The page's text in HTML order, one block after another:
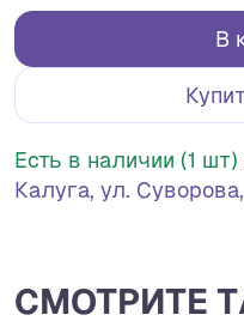
В
Есть в наличии (1
Калуга, ул.
СМОТРИТЕ